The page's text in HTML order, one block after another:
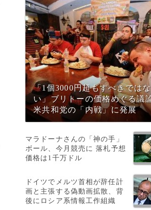
「1個3000円超もすべきではな
い」ブリトーの価格めぐる議
米共和党の「内戦」に発展
マラドーナさんの「神の手」
ボール、今月競売に 落札予想
価格は1千万ドル
ドイツでメルツ首相が辞任計
画と主張する偽動画拡散、背
後にロシア系情報工作組織